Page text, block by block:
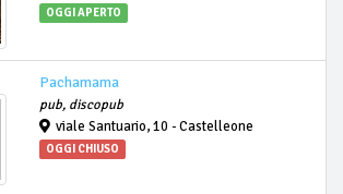
OGGI APERTO
Pachamama
pub, discopub
viale Santuario, 10 - Castelleone
OGGI CHIUSO